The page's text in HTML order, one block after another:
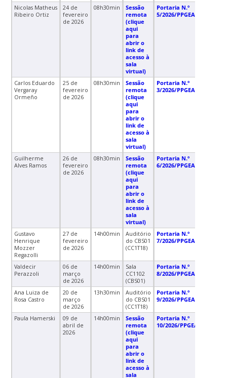
Nicolas Matheus
Ribeiro Ortiz
24 de
fevereiro
de 2026
08h30min
Sessão
remota
(clique
aqui
para
abrir o
link de
acesso à
sala
virtual)
Portaria N.º
5/2026/PPGEAN/CCR/
Carlos Eduardo
Vergaray
Ormeño
25 de
fevereiro
de 2026
08h30min
Sessão
remota
(clique
aqui
para
abrir o
link de
acesso à
sala
virtual)
Portaria N.º
3/2026/PPGEAN/CCR/
Guilherme
Alves Ramos
26 de
fevereiro
de 2026
08h30min
Sessão
remota
(clique
aqui
para
abrir o
link de
acesso à
sala
virtual)
Portaria N.º
6/2026/PPGEAN/CCR/
Gustavo
Henrique
Mozzer
Regazolli
27 de
fevereiro
de 2026
14h00min
Auditório
do CBS01
(CC1T18)
Portaria N.º
7/2026/PPGEAN/CCR/
Valdecir
Perazzoli
06 de
março
de 2026
14h00min
Sala
CC1102
(CBS01)
Portaria N.º
8/2026/PPGEAN/CCR/
Ana Luiza de
Rosa Castro
20 de
março
de 2026
13h30min
Auditório
do CBS01
(CC1T18)
Portaria N.º
9/2026/PPGEAN/CCR/
Paula Hamerski
09 de
abril de
2026
14h00min
Sessão
remota
(clique
aqui
para
abrir o
link de
acesso à
sala
Portaria N.º
10/2026/PPGEAN/CCR/